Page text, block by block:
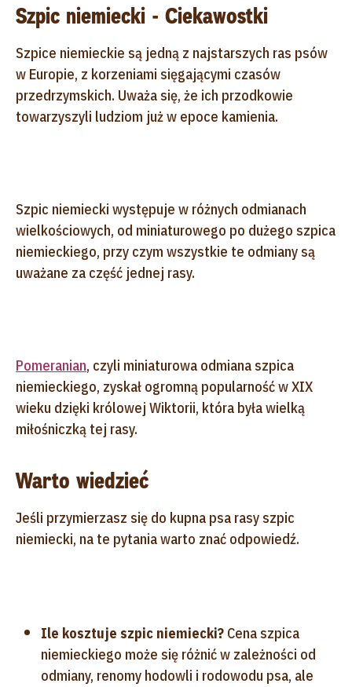
Szpic niemiecki - Ciekawostki
Szpice niemieckie są jedną z najstarszych ras psów
w Europie, z korzeniami sięgającymi czasów
przedrzymskich. Uważa się, że ich przodkowie
towarzyszyli ludziom już w epoce kamienia.
Szpic niemiecki występuje w różnych odmianach
wielkościowych, od miniaturowego po dużego szpica
niemieckiego, przy czym wszystkie te odmiany są
uważane za część jednej rasy.
Pomeranian, czyli miniaturowa odmiana szpica
niemieckiego, zyskał ogromną popularność w XIX
wieku dzięki królowej Wiktorii, która była wielką
miłośniczką tej rasy.
Warto wiedzieć
Jeśli przymierzasz się do kupna psa rasy szpic
niemiecki, na te pytania warto znać odpowiedź.
Ile kosztuje szpic niemiecki? Cena szpica
niemieckiego może się różnić w zależności od
odmiany, renomy hodowli i rodowodu psa, ale